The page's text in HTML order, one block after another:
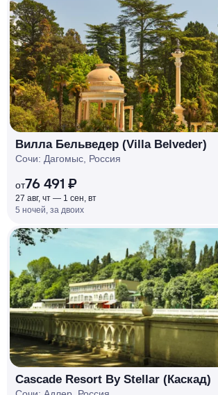
КЕШБЭК
РУБЛЯ
МИ
Д
О 7
%
Вилла Бельведер (Villa Belveder)
Сочи: Дагомыс, Россия
от76 491 ₽
27 авг, чт — 1 сен, вт
5 ночей, за двоих
КЕШБЭК
РУБЛЯ
МИ
Д
О 7
%
Cascade Resort By Stellar (Каскад)